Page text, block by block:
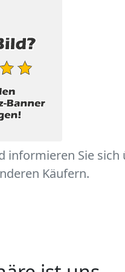
informieren Sie sich
Käufern.